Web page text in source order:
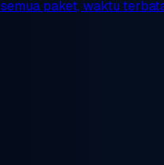
semua paket, waktu